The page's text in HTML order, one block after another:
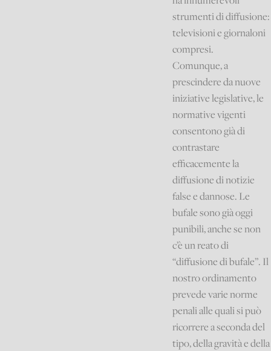
strumenti di diffusione:
televisioni e giornaloni
compresi.
Comunque, a
prescindere da nuove
iniziative legislative, le
normative vigenti
consentono già di
contrastare
efficacemente la
diffusione di notizie
false e dannose. Le
bufale sono già oggi
punibili, anche se non
c’è un reato di
“diffusione di bufale”. Il
nostro ordinamento
prevede varie norme
penali alle quali si può
ricorrere a seconda del
tipo, della gravità e della